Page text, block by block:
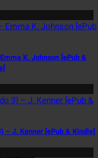
K. Johnson [ePub &
– J. Kenner [ePub & Kindle]